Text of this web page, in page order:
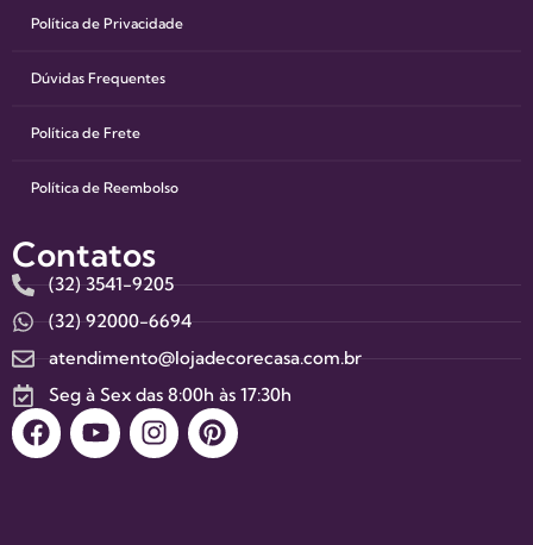
Política de Privacidade
Dúvidas Frequentes
Política de Frete
Política de Reembolso
Contatos
(32) 3541-9205
(32) 92000-6694
atendimento@lojadecorecasa.com.br
Seg à Sex das 8:00h às 17:30h